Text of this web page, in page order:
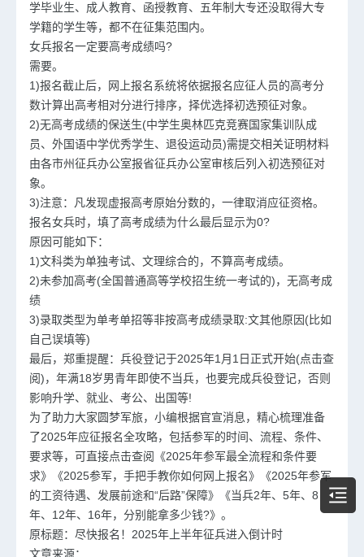
学毕业生、成人教育、函授教育、五年制大专还没取得大专
学籍的学生等，都不在征集范围内。
女兵报名一定要高考成绩吗?
需要。
1)报名截止后，网上报名系统将依据报名应征人员的高考分
数计算出高考相对分进行排序，择优选择初选预征对象。
2)无高考成绩的保送生(中学生奥林匹克竞赛国家集训队成
员、外国语中学优秀学生、退役运动员)需提交相关证明材料
由各市州征兵办公室报省征兵办公室审核后列入初选预征对
象。
3)注意：凡发现虚报高考原始分数的，一律取消应征资格。
报名女兵时，填了高考成绩为什么最后显示为0?
原因可能如下：
1)文科类为单独考试、文理综合的，不算高考成绩。
2)未参加高考(全国普通高等学校招生统一考试的)，无高考成
绩
3)录取类型为单考单招等非按高考成绩录取:文其他原因(比如
自己误填等)
最后，郑重提醒：兵役登记于2025年1月1日正式开始(点击查
阅)，年满18岁男青年即使不当兵，也要完成兵役登记，否则
影响升学、就业、考公、出国等!
为了助力大家圆梦军旅，小编根据官宣消息，精心梳理准备
了2025年应征报名全攻略，包括参军的时间、流程、条件、
要求等，可直接点击查阅《2025年参军最全流程和条件要
求》《2025参军，手把手教你如何网上报名》《2025年参军
的工资待遇、发展前途和“后路”保障》《当兵2年、5年、8
年、12年、16年，分别能拿多少钱?》。
原标题：尽快报名！2025年上半年征兵进入倒计时
文章来源：